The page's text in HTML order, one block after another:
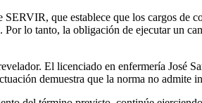
que establece que los cargos de
lo tanto, la obligación de ejecutar un
El licenciado en enfermería José
demuestra que la norma no